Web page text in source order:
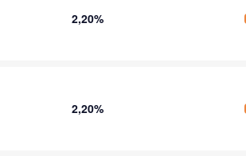
2,20%
2,20%